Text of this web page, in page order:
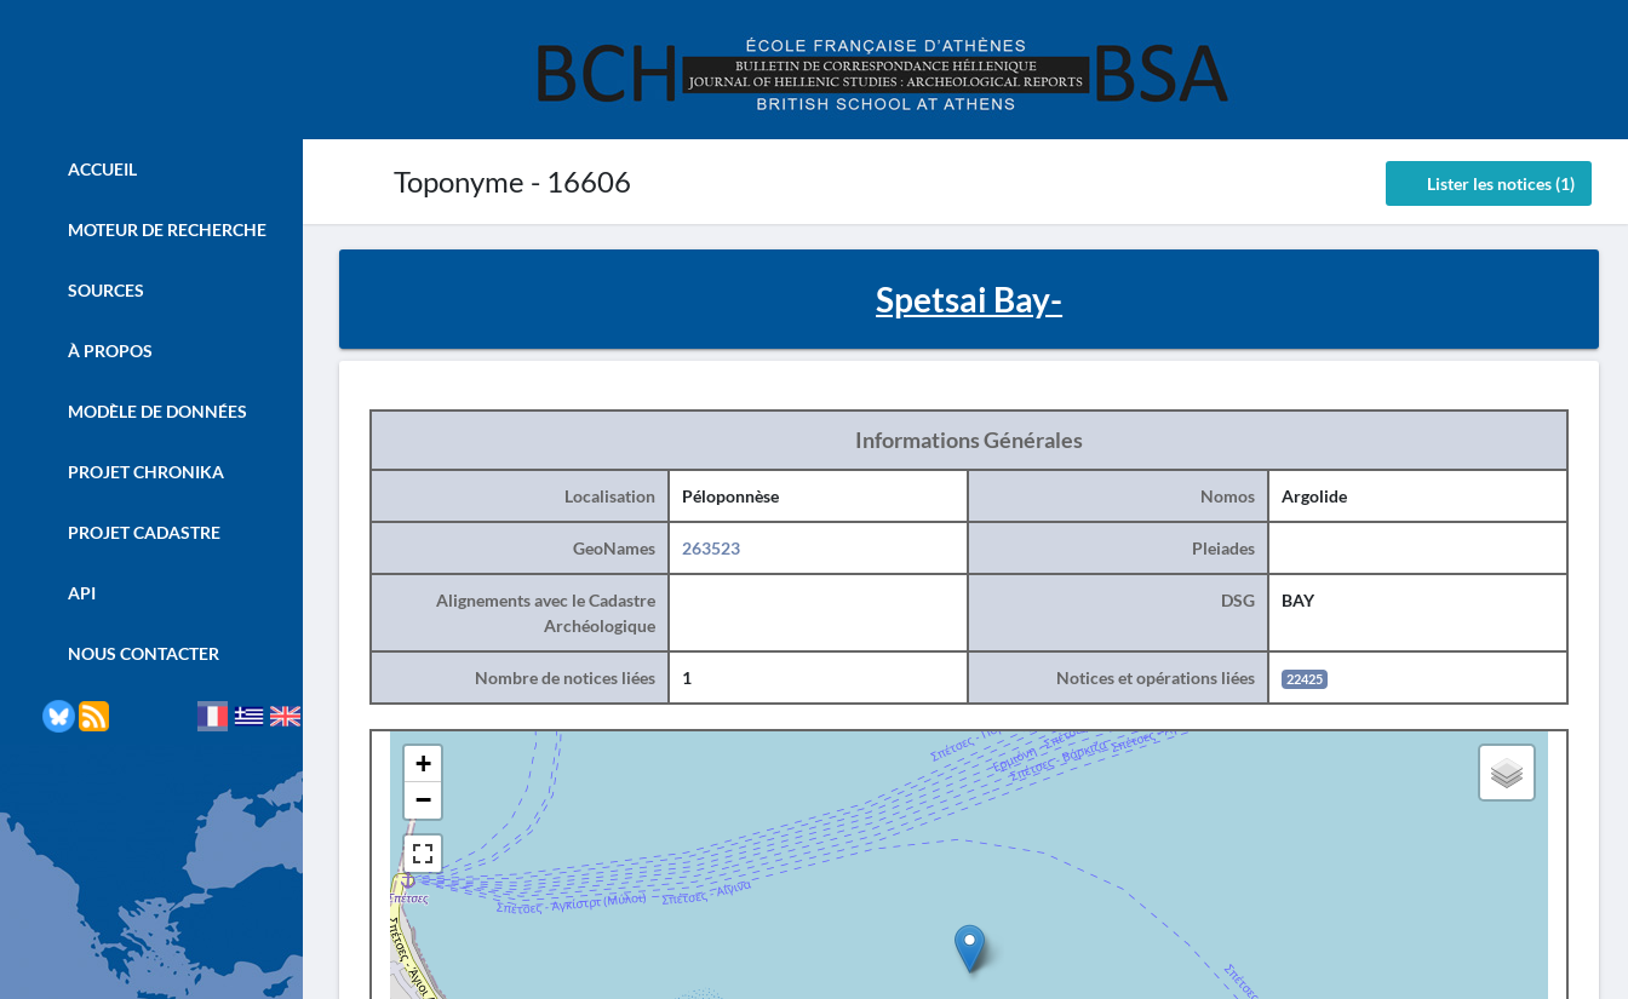
Toponyme - 16606 Lister les notices (1)
ACCUEIL
MOTEUR DE RECHERCHE
SOURCES
À PROPOS
MODÈLE DE DONNÉES
PROJET CHRONIKA
PROJET CADASTRE
API
NOUS CONTACTER
Spetsai Bay-
Informations Générales
Localisation Péloponnèse Nomos Argolide
GeoNames 263523 Pleiades
Alignements avec le Cadastre
Archéologique
DSG BAY
Nombre de notices liées 1 Notices et opérations liées 22425
+
−